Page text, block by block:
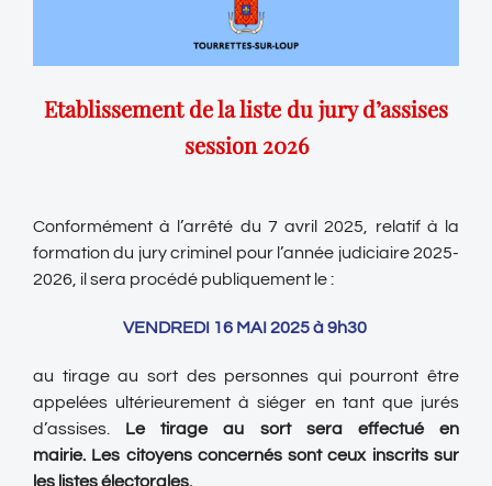
Etablissement de la liste du jury d’assises
session 2026
Conformément à l’arrêté du 7 avril 2025, relatif à la
formation du jury criminel pour l’année judiciaire 2025-
2026, il sera procédé publiquement le :
VENDREDI 16 MAI 2025 à 9h30
au tirage au sort des personnes qui pourront être
appelées ultérieurement à siéger en tant que jurés
d’assises. Le tirage au sort sera effectué en
mairie. Les citoyens concernés sont ceux inscrits sur
les listes électorales.